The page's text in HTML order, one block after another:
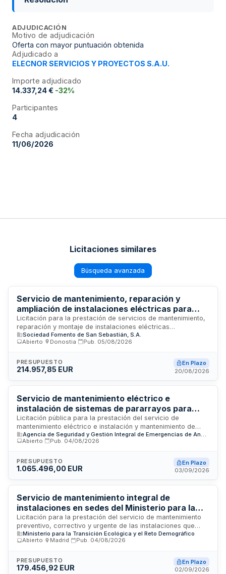
ADJUDICACIÓN
Motivo de adjudicación
Oferta con mayor puntuación obtenida
Adjudicado a
ELECNOR SERVICIOS Y PROYECTOS S.A.U.
Importe adjudicado
14.337,24 € -32%
Participantes
4
Fecha adjudicación
11/06/2026
Licitaciones similares
Búsqueda avanzada
Servicio de mantenimiento, reparación y
ampliación de instalaciones eléctricas para
Fomento de San Sebastián
Licitación para la prestación de servicios de mantenimiento,
reparación y montaje de instalaciones eléctricas
permanentes y temporales en los edificios y espacios
exteriores de Fomento de San Sebastián en la ciudad de San
funcionamiento, fiabilidad, seguridad y robustez de las
instalaciones eléctricas conforme a la normativa aplicable,
como instalaciones vinculadas a eventos y actividades
propias de la entidad.
Sociedad Fomento de San Sebastián, S.A.
Abierto
Donostia Pub. 05/08/2026
PRESUPUESTO
214.957,85 EUR
En Plazo
20/08/2026
Servicio de mantenimiento eléctrico e
instalación de sistemas de pararrayos para
centros de emergencias de la Agencia de
Seguridad y Gestión Integral de Emergencias
de Andalucía
Licitación pública para la prestación del servicio de
mantenimiento eléctrico e instalación y mantenimiento de
sistemas de protección contra rayos (pararrayos) en los
centros e instalaciones de la Agencia de Seguridad y
incluye trabajos de inspección, reparación, conservación de
equipamiento eléctrico y sistemas de protección contra
emergencias. El importe total del contrato es de 532.748
euros y se licita a través del órgano de contratación de la
Agencia de Emergencias de Andalucía.
Abierto
Pub. 04/08/2026
PRESUPUESTO
1.065.496,00 EUR
En Plazo
03/09/2026
Servicio de mantenimiento integral de
instalaciones en sedes del Ministerio para la
Transición Ecológica y el Reto Demográfico en
el sureste peninsular
Licitación para la prestación del servicio de mantenimiento
preventivo, correctivo y urgente de las instalaciones que
forman parte de las sedes del Ministerio para la Transición
Ecológica y el Reto Demográfico ubicadas en el sureste
instalaciones, garantizando condiciones de confort,
temperatura y habitabilidad para los empleados públicos, así
Ministerio para la Transición Ecológica y el Reto Demográfico
Abierto
Madrid Pub. 04/08/2026
PRESUPUESTO
179.456,92 EUR
En Plazo
02/09/2026